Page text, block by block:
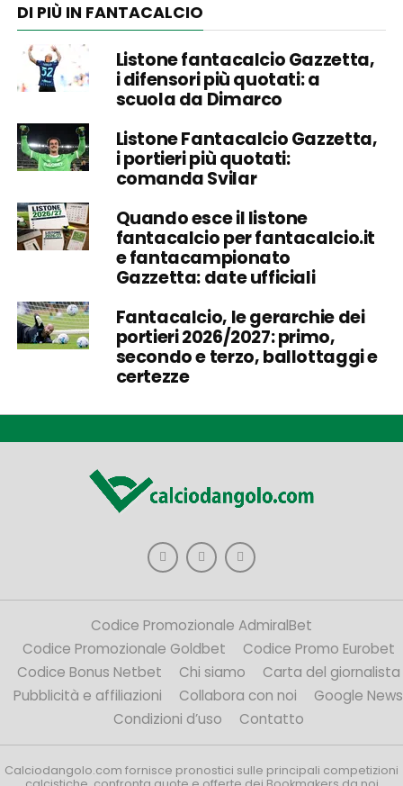
DI PIÙ IN FANTACALCIO
Listone fantacalcio Gazzetta,
i difensori più quotati: a
scuola da Dimarco
Listone Fantacalcio Gazzetta,
i portieri più quotati:
comanda Svilar
Quando esce il listone
fantacalcio per fantacalcio.it
e fantacampionato
Gazzetta: date ufficiali
Fantacalcio, le gerarchie dei
portieri 2026/2027: primo,
secondo e terzo, ballottaggi e
certezze
Codice Promozionale AdmiralBet
Codice Promozionale Goldbet
Codice Promo Eurobet
Codice Bonus Netbet
Chi siamo
Carta del giornalista
Pubblicità e affiliazioni
Collabora con noi
Google News
Condizioni d’uso
Contatto
Calciodangolo.com fornisce pronostici sulle principali competizioni